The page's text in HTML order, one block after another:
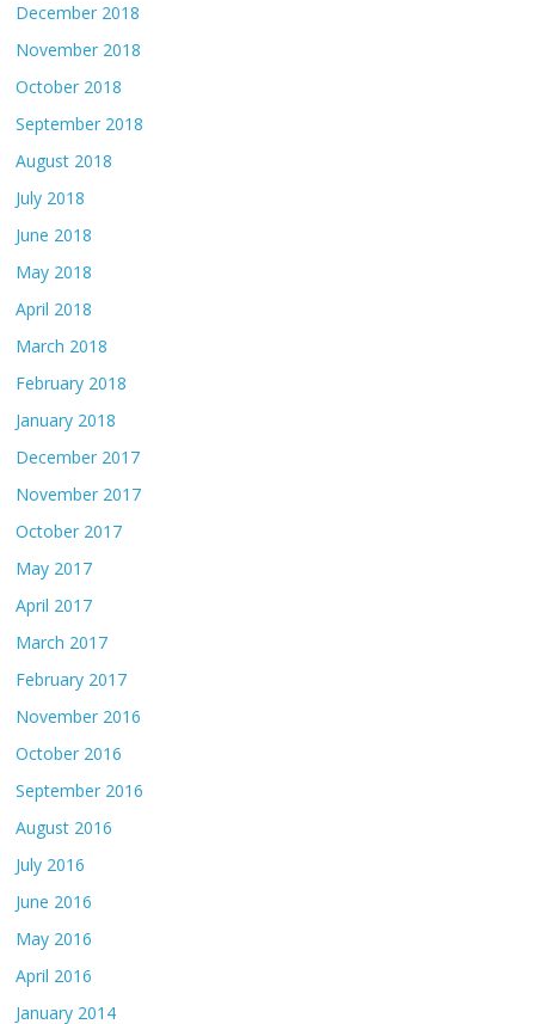
December 2018
November 2018
October 2018
September 2018
August 2018
July 2018
June 2018
May 2018
April 2018
March 2018
February 2018
January 2018
December 2017
November 2017
October 2017
May 2017
April 2017
March 2017
February 2017
November 2016
October 2016
September 2016
August 2016
July 2016
June 2016
May 2016
April 2016
January 2014